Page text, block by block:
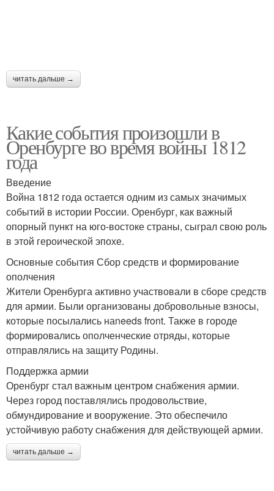
читать дальше →
Какие события произошли в
Оренбурге во время войны 1812
года
Введение
Война 1812 года остается одним из самых значимых
событий в истории России. Оренбург, как важный
опорный пункт на юго-востоке страны, сыграл свою роль
в этой героической эпохе.
Основные события Сбор средств и формирование
ополчения
Жители Оренбурга активно участвовали в сборе средств
для армии. Были организованы добровольные взносы,
которые посылались наneeds front. Также в городе
формировались ополченческие отряды, которые
отправлялись на защиту Родины.
Поддержка армии
Оренбург стал важным центром снабжения армии.
Через город поставлялись продовольствие,
обмундирование и вооружение. Это обеспечило
устойчивую работу снабжения для действующей армии.
читать дальше →